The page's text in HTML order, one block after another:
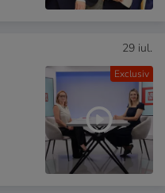
Exclusiv
29 iul.